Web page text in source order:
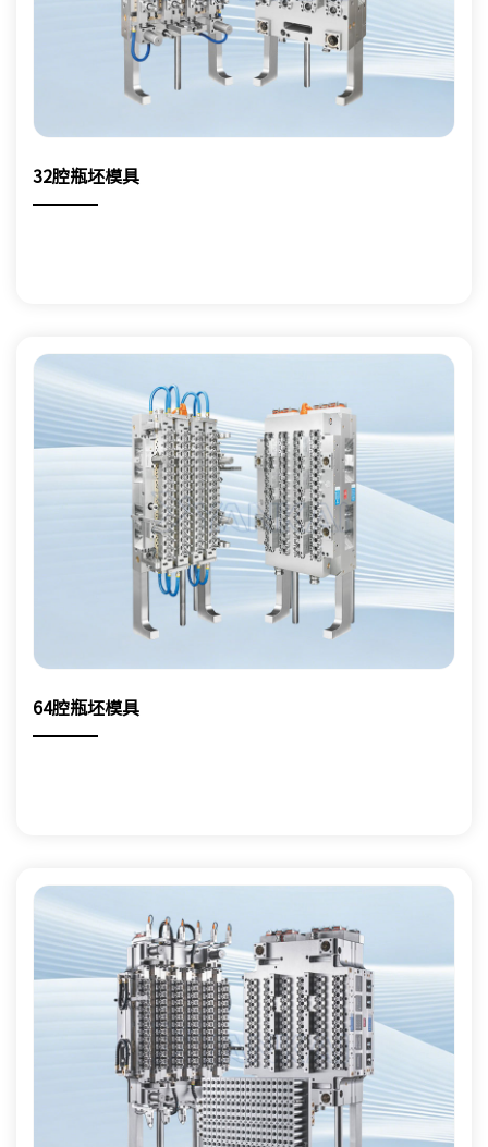
32腔瓶坯模具
64腔瓶坯模具